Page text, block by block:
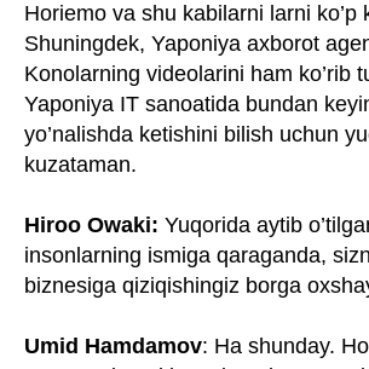
Horiemo va shu kabilarni larni ko’p
Shuningdek, Yaponiya axborot
Konolarning videolarini ham ko’rib
Yaponiya IT sanoatida bundan
yo’nalishda ketishini bilish uchun
kuzataman.
Hiroo Owaki: Yuqorida aytib
insonlarning ismiga qaraganda,
biznesiga qiziqishingiz borga
Umid Hamdamov: Ha shunday.